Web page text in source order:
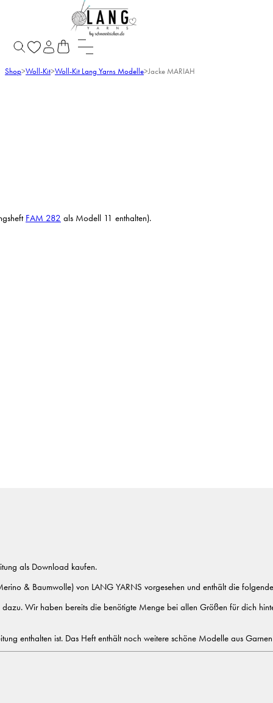
Shop>Woll-Kit>Woll-Kit Lang Yarns Modelle>Jacke MARIAH
FAM 282 als Modell 11 enthalten).
als Download kaufen.
& Baumwolle) von LANG YARNS vorgesehen und enthält die
Wir haben bereits die benötigte Menge bei allen Größen für dich
enthalten ist. Das Heft enthält noch weitere schöne Modelle aus